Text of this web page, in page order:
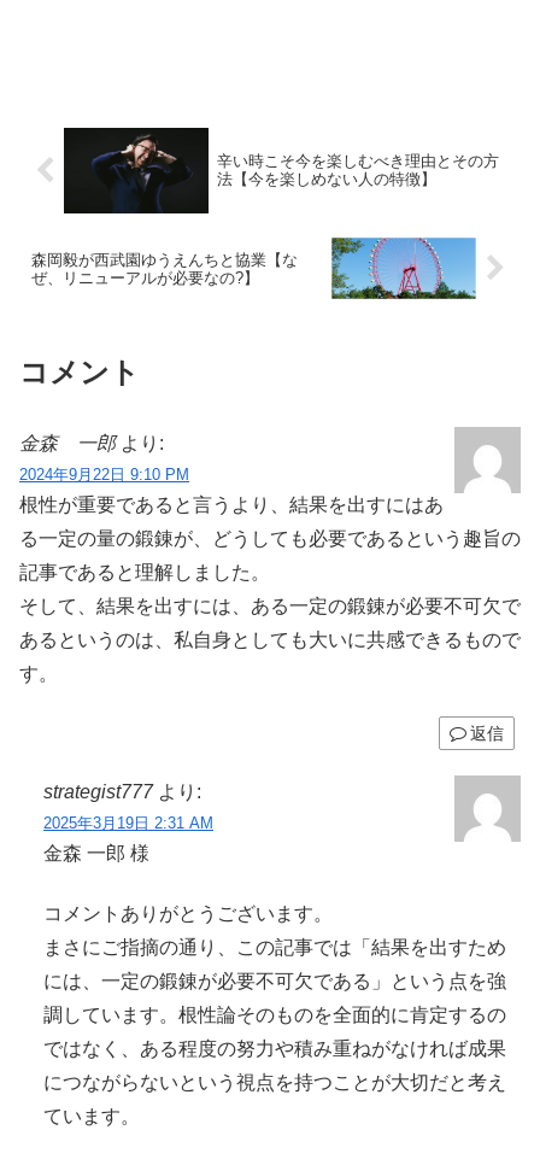
辛い時こそ今を楽しむべき理由とその方
法【今を楽しめない人の特徴】
森岡毅が西武園ゆうえんちと協業【な
ぜ、リニューアルが必要なの?】
コメント
金森 一郎 より:
2024年9月22日 9:10 PM
根性が重要であると言うより、結果を出すにはあ
る一定の量の鍛錬が、どうしても必要であるという趣旨の
記事であると理解しました。
そして、結果を出すには、ある一定の鍛錬が必要不可欠で
あるというのは、私自身としても大いに共感できるもので
す。
返信
strategist777 より:
2025年3月19日 2:31 AM
金森 一郎 様
コメントありがとうございます。
まさにご指摘の通り、この記事では「結果を出すため
には、一定の鍛錬が必要不可欠である」という点を強
調しています。根性論そのものを全面的に肯定するの
ではなく、ある程度の努力や積み重ねがなければ成果
につながらないという視点を持つことが大切だと考え
ています。